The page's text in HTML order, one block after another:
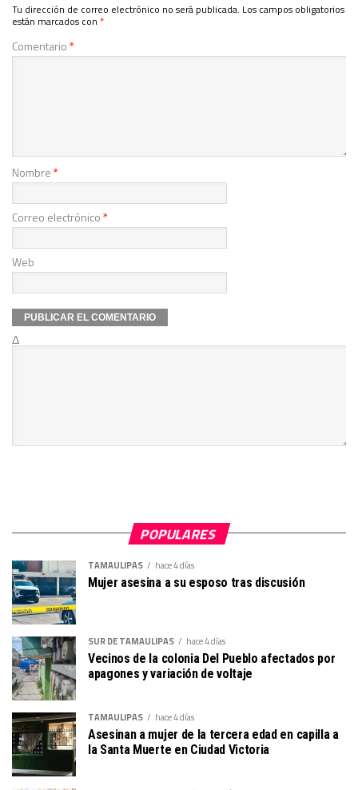
Tu dirección de correo electrónico no será publicada. Los campos obligatorios
están marcados con *
Comentario*
Nombre*
Correo electrónico*
Web
Δ
POPULARES
TAMAULIPAS hace 4 días
Mujer asesina a su esposo tras discusión
SUR DE TAMAULIPAS hace 4 días
Vecinos de la colonia Del Pueblo afectados por
apagones y variación de voltaje
TAMAULIPAS hace 4 días
Asesinan a mujer de la tercera edad en capilla a
la Santa Muerte en Ciudad Victoria